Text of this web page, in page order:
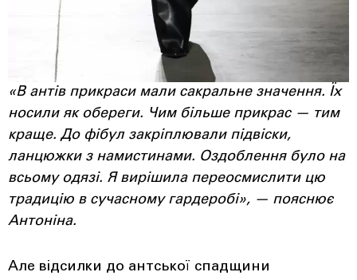
«В антів прикраси мали сакральне значення. Їх
носили як обереги. Чим більше прикрас — тим
краще. До фібул закріплювали підвіски,
ланцюжки з намистинами. Оздоблення було на
всьому одязі. Я вирішила переосмислити цю
традицію в сучасному гардеробі», — пояснює
Антоніна.
Але відсилки до антської спадщини